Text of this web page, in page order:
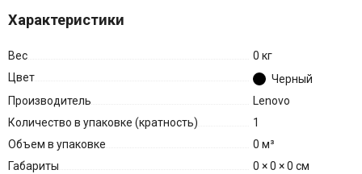
Характеристики
Вес
0 кг
Цвет
Черный
Производитель
Lenovo
Количество в упаковке (кратность)
1
Объем в упаковке
0 м³
Габариты
0 × 0 × 0 см